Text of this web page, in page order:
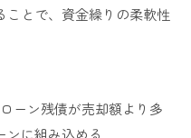
とで、資金繰りの柔軟性
ーン残債が売却額より多
ンに組み込める